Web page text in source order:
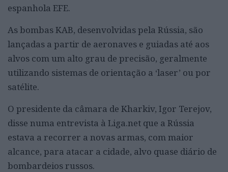
espanhola EFE.
As bombas KAB, desenvolvidas pela Rússia, são
lançadas a partir de aeronaves e guiadas até aos
alvos com um alto grau de precisão, geralmente
utilizando sistemas de orientação a ‘laser’ ou por
satélite.
O presidente da câmara de Kharkiv, Igor Terejov,
disse numa entrevista à Liga.net que a Rússia
estava a recorrer a novas armas, com maior
alcance, para atacar a cidade, alvo quase diário de
bombardeios russos.